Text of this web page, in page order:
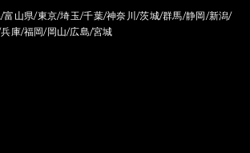
富山県/東京/埼玉/千葉/神奈川/茨城/群馬/静岡/新潟/
庫/福岡/岡山/広島/宮城